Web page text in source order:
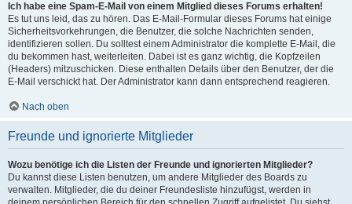
Ich habe eine Spam-E-Mail von einem Mitglied dieses Forums erhalten!
Es tut uns leid, das zu hören. Das E-Mail-Formular dieses Forums hat einige
Sicherheitsvorkehrungen, die Benutzer, die solche Nachrichten senden,
identifizieren sollen. Du solltest einem Administrator die komplette E-Mail, die
du bekommen hast, weiterleiten. Dabei ist es ganz wichtig, die Kopfzeilen
(Headers) mitzuschicken. Diese enthalten Details über den Benutzer, der die
E-Mail verschickt hat. Der Administrator kann dann entsprechend reagieren.
Nach oben
Freunde und ignorierte Mitglieder
Wozu benötige ich die Listen der Freunde und ignorierten Mitglieder?
Du kannst diese Listen benutzen, um andere Mitglieder des Boards zu
verwalten. Mitglieder, die du deiner Freundesliste hinzufügst, werden in